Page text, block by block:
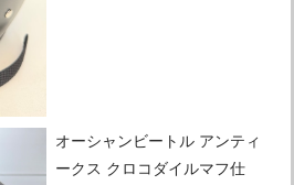
オーシャンビートル アンティ
ークス クロコダイルマフ仕